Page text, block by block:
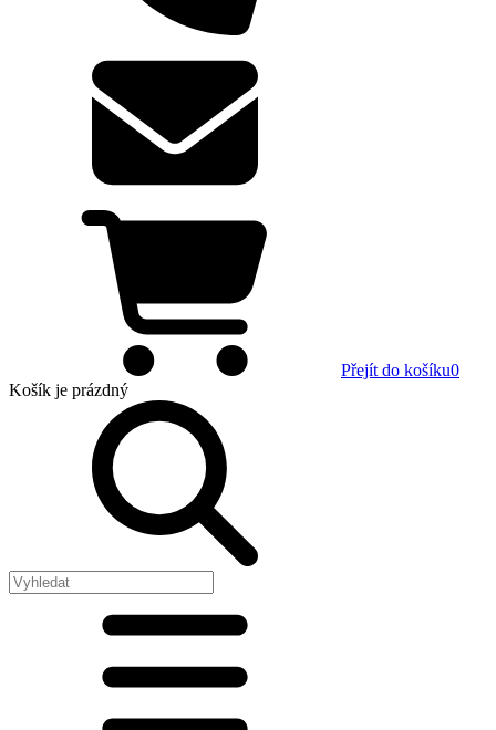
Přejít do košíku0
Košík je prázdný